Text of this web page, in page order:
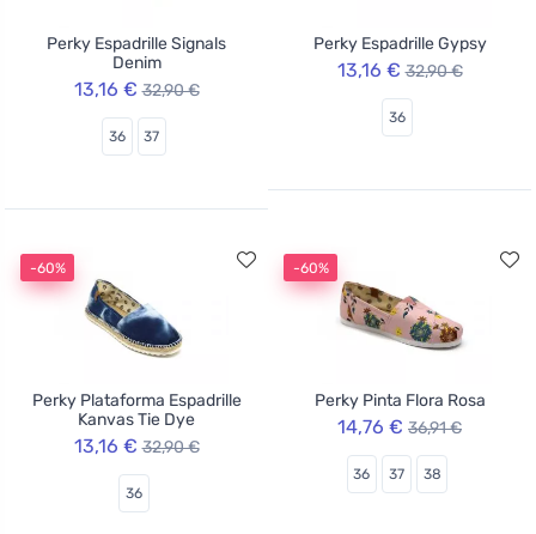
Perky Espadrille Signals
Denim
13,16 € 32,90 €
36 37
Perky Espadrille Gypsy
13,16 € 32,90 €
36
-60%
Perky Plataforma Espadrille
Kanvas Tie Dye
13,16 € 32,90 €
36
-60%
Perky Pinta Flora Rosa
14,76 € 36,91 €
36 37 38